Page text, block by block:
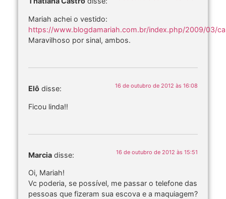
Mariah achei o vestido:
https://www.blogdamariah.com.br/index.php/2009/03/
Maravilhoso por sinal, ambos.
Elô disse: 16 de outubro de 2012 às 16:08
Ficou linda!!
Marcia disse: 16 de outubro de 2012 às 15:51
Oi, Mariah!
Vc poderia, se possível, me passar o telefone das
pessoas que fizeram sua escova e a maquiagem?